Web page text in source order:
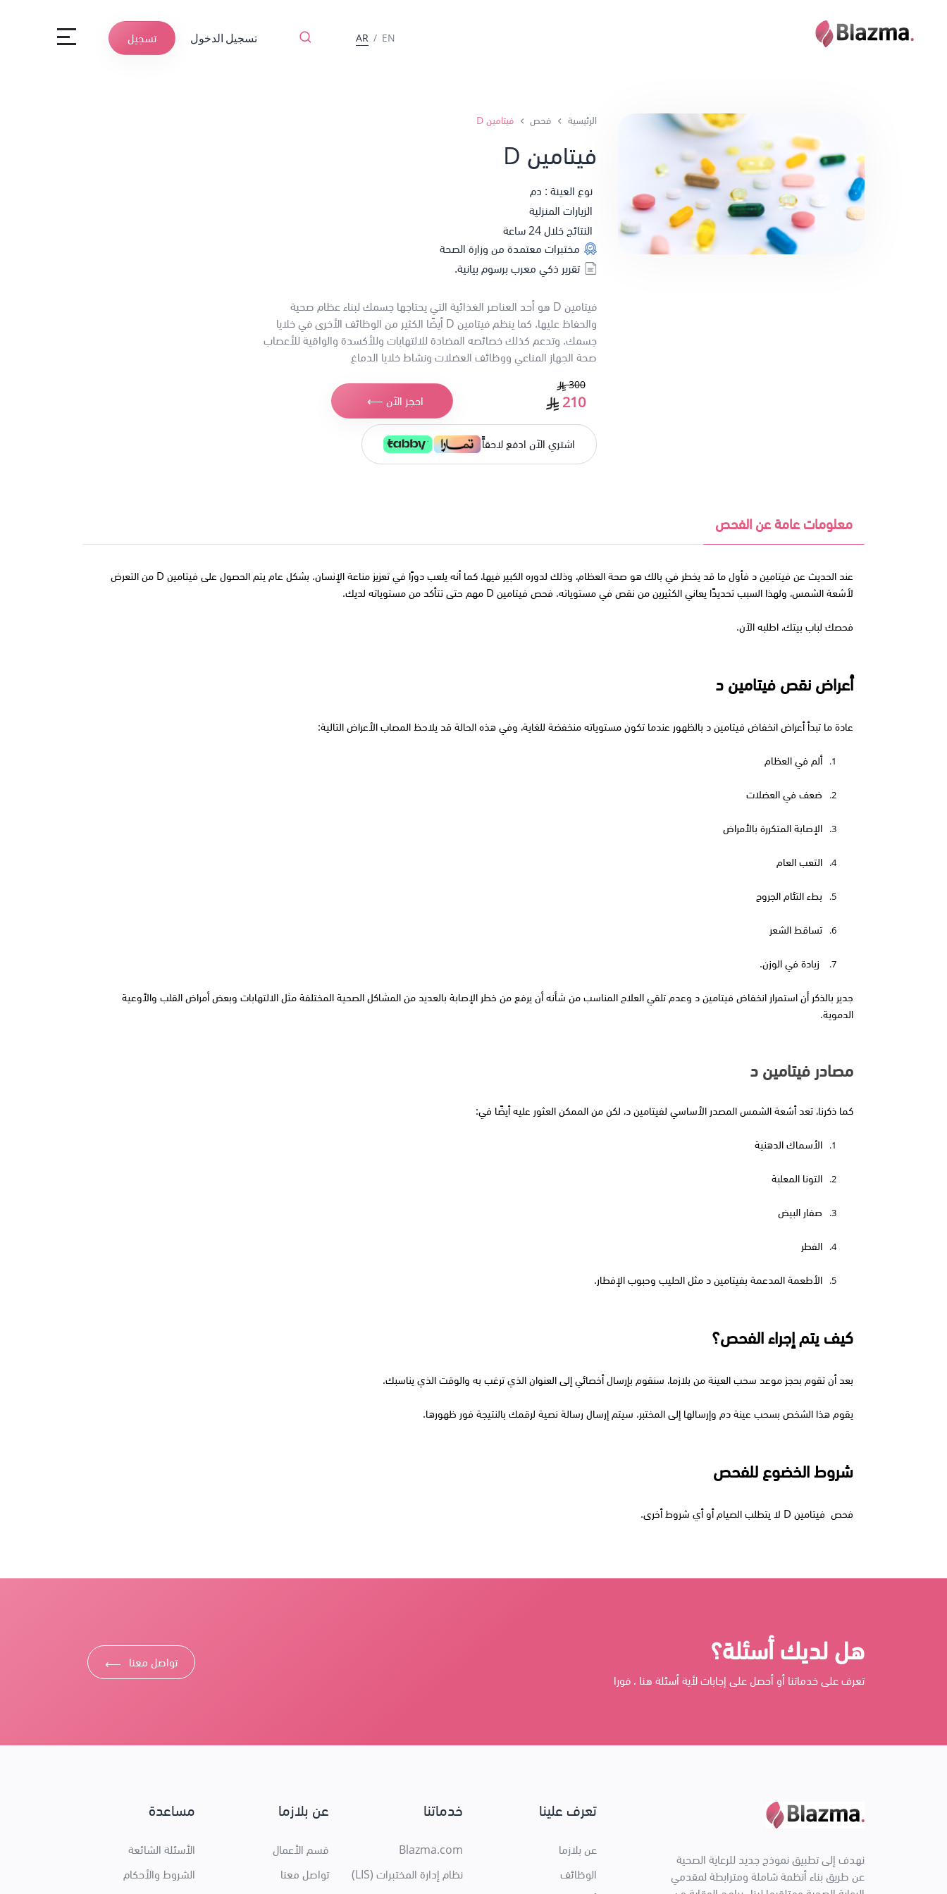
EN
/
AR تسجيل الدخول تسجيل
الرئيسية فحص فيتامين D
فيتامين D
نوع العينة : دم
الزيارات المنزلية
النتائج خلال 24 ساعة
مختبرات معتمدة من وزارة الصحة
تقرير ذكي معرب برسوم بيانية.
فيتامين D هو أحد العناصر الغذائية التي يحتاجها جسمك لبناء عظام صحية
والحفاظ عليها. كما ينظم فيتامين D أيضًا الكثير من الوظائف الأخرى في خلايا
جسمك. وتدعم كذلك خصائصه المضادة للالتهابات وللأكسدة والواقية للأعصاب
صحة الجهاز المناعي ووظائف العضلات ونشاط خلايا الدماغ
300
210 احجز الآن ⟵
اشتري الآن ادفع لاحقاًً
معلومات عامة عن الفحص
عند الحديث عن فيتامين د فأول ما قد يخطر في بالك هو صحة العظام، وذلك لدوره الكبير فيها، كما أنه يلعب دورًا في تعزيز مناعة الإنسان. بشكل عام يتم الحصول على فيتامين D من التعرض
لأشعة الشمس، ولهذا السبب تحديدًا يعاني الكثيرين من نقص في مستوياته. فحص فيتامين D مهم حتى تتأكد من مستوياته لديك.
فحصك لباب بيتك، اطلبه الآن.
أعراض نقص فيتامين د
عادة ما تبدأ أعراض انخفاض فيتامين د بالظهور عندما تكون مستوياته منخفضة للغاية، وفي هذه الحالة قد يلاحظ المصاب الأعراض التالية:
1. ألم في العظام
2. ضعف في العضلات
3. الإصابة المتكررة بالأمراض
4. التعب العام
5. بطء التئام الجروح
6. تساقط الشعر
7. زيادة في الوزن.
الدموية.
مصادر فيتامين د
كما ذكرنا، تعد أشعة الشمس المصدر الأساسي لفيتامين د، لكن من الممكن العثور عليه أيضًا في:
1. الأسماك الدهنية
2. التونا المعلبة
3. صفار البيض
4. الفطر
5. الأطعمة المدعمة بفيتامين د مثل الحليب وحبوب الإفطار.
كيف يتم إجراء الفحص؟
بعد أن تقوم بحجز موعد سحب العينة من بلازما، سنقوم بإرسال أخصائي إلى العنوان الذي ترغب به والوقت الذي يناسبك.
يقوم هذا الشخص بسحب عينة دم وإرسالها إلى المختبر. سيتم إرسال رسالة نصية لرقمك بالنتيجة فور ظهورها.
شروط الخضوع للفحص
فحص  فيتامين D لا يتطلب الصيام أو أي شروط أخرى.
هل لديك أسئلة؟
تعرف على خدماتنا أو أحصل على إجابات لأية أسئلة هنا ، فورا
تواصل معنا ⟶
نهدف إلى تطبيق نموذج جديد للرعاية الصحية
عن طريق بناء أنظمة شاملة ومترابطة لمقدمي
تعرف علينا
عن بلازما
الوظائف
خدماتنا
Blazma.com
نظام إدارة المختبرات (LIS)
عن بلازما
قسم الأعمال
تواصل معنا
مساعدة
الأسئلة الشائعة
الشروط والأحكام